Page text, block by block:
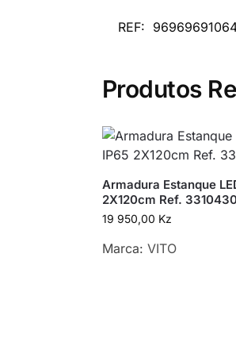
REF:
Produtos
Armadura Estanque
2X120cm Ref.
19 950,00 Kz
Marca: VITO